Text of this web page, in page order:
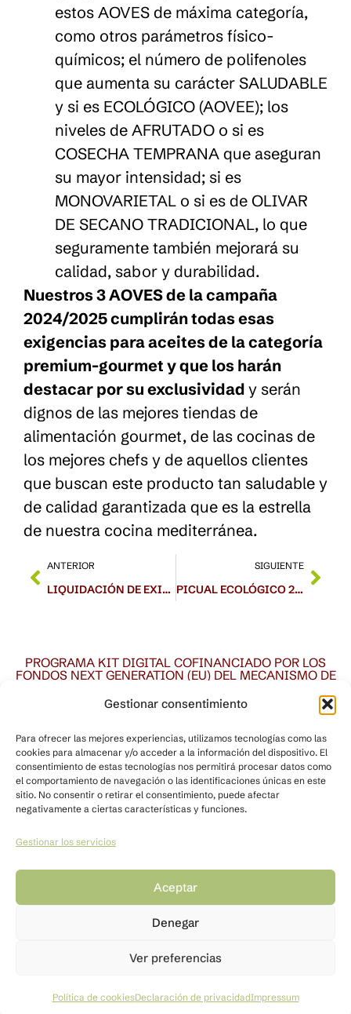
Gestionar consentimiento
Para ofrecer las mejores experiencias, utilizamos tecnologías como las
cookies para almacenar y/o acceder a la información del dispositivo. El
consentimiento de estas tecnologías nos permitirá procesar datos como
el comportamiento de navegación o las identificaciones únicas en este
sitio. No consentir o retirar el consentimiento, puede afectar
negativamente a ciertas características y funciones.
Gestionar los servicios
Aceptar
Denegar
Ver preferencias
Política de cookiesDeclaración de privacidadImpressum
estos AOVES de máxima categoría,
como otros parámetros físico-
químicos; el número de polifenoles
que aumenta su carácter SALUDABLE
y si es ECOLÓGICO (AOVEE); los
niveles de AFRUTADO o si es
COSECHA TEMPRANA que aseguran
su mayor intensidad; si es
MONOVARIETAL o si es de OLIVAR
DE SECANO TRADICIONAL, lo que
seguramente también mejorará su
calidad, sabor y durabilidad.
Nuestros 3 AOVES de la campaña
2024/2025 cumplirán todas esas
exigencias para aceites de la categoría
premium-gourmet y que los harán
destacar por su exclusividad y serán
dignos de las mejores tiendas de
alimentación gourmet, de las cocinas de
los mejores chefs y de aquellos clientes
que buscan este producto tan saludable y
de calidad garantizada que es la estrella
de nuestra cocina mediterránea.
ANTERIOR
LIQUIDACIÓN DE EXISTENCIAS CARRASQUEÑA
SIGUIENTE
PICUAL ECOLÓGICO 2024
PROGRAMA KIT DIGITAL COFINANCIADO POR LOS
FONDOS NEXT GENERATION (EU) DEL MECANISMO DE
Quiénes somos
Agricultura tradicional
Contacto
Tienda
Diseñado por Agencia FISHER